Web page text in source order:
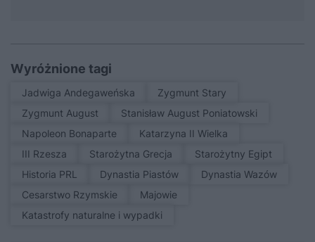
Wyróżnione tagi
Jadwiga Andegaweńska
Zygmunt Stary
Zygmunt August
Stanisław August Poniatowski
Napoleon Bonaparte
Katarzyna II Wielka
III Rzesza
Starożytna Grecja
Starożytny Egipt
Historia PRL
Dynastia Piastów
Dynastia Wazów
Cesarstwo Rzymskie
Majowie
Katastrofy naturalne i wypadki